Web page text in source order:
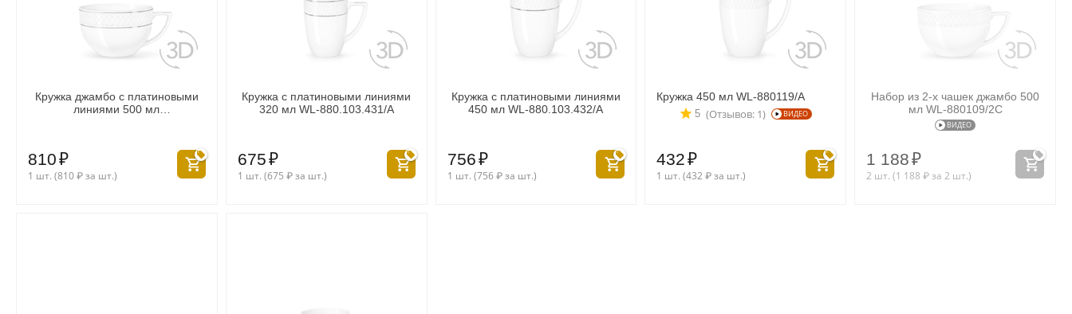
Кружка джамбо с платиновыми
линиями 500 мл
810₽
1 шт. (810₽за шт.)
Кружка с платиновыми линиями
320 мл WL‑880.103.431/A
675₽
1 шт. (675 ₽за шт.)
Кружка с платиновыми линиями
450 мл WL‑880.103.432/A
756₽
1 шт. (756₽за шт.)
Кружка 450 мл WL‑880119/A
ВИДЕО
(Отзывов: 1)
5
432₽
1 шт. (432 ₽за шт.)
Набор из 2-х чашек джамбо 500
мл WL‑880109/2C
ВИДЕО
1 188₽
2 шт. (1 188 ₽за 2 шт.)